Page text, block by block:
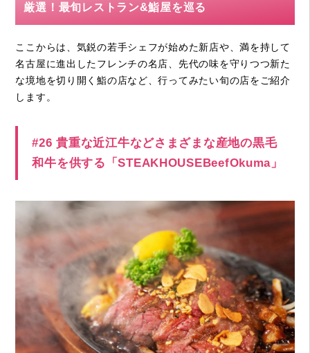
厳選！最旬レストラン&鮨屋を巡る
ここからは、気鋭の若手シェフが始めた新店や、満を持して
名古屋に進出したフレンチの名店、先代の味を守りつつ新た
な境地を切り開く鮨の店など、行ってみたい旬の店をご紹介
します。
#26 貴重な近江牛などさまざまな産地の黒毛
和牛を供する「STEAKHOUSEBeefOkuma」